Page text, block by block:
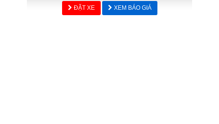
ĐẶT XE XEM BÁO GIÁ